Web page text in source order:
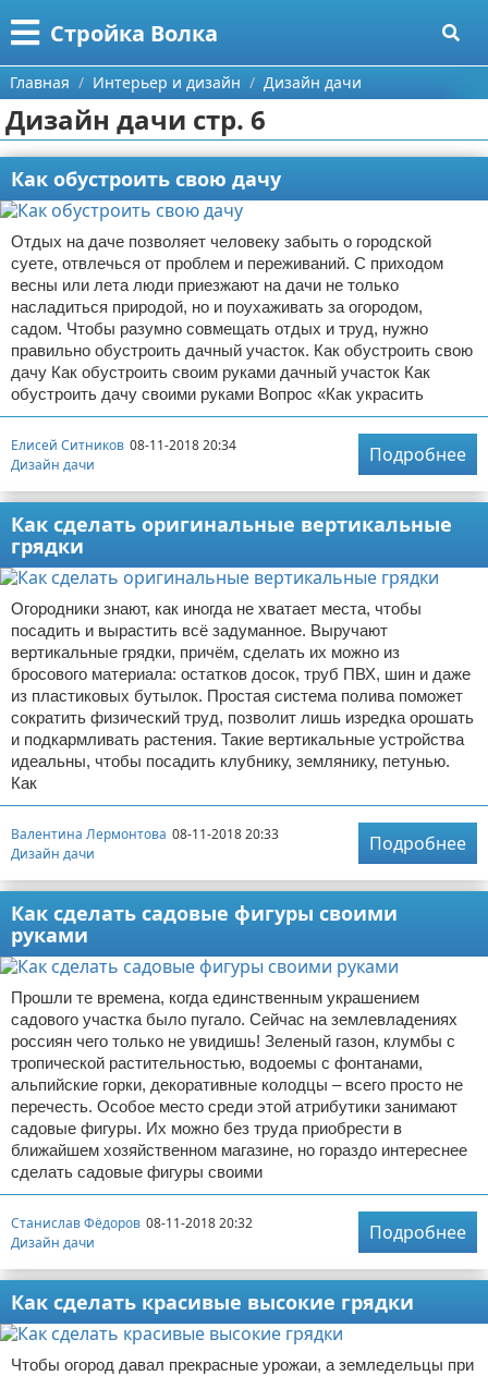
Стройка Волка
Меню
Главная
Категории
Строительство
Мебель
Интерьер и дизайн
Дизайн дачи
Дизайн квартиры
Кухня
Посуда
Ремонт
Ремонт дачи
Ремонт квартиры
Инструменты
Ванная
Домашний быт
Коммунальные услуги
Сантехника
Безопасность
Стройматериалы
Разное
Поиск
О проекте
Контакты
Сотрудничество
Размещение рекламы
Для правообладателей
Условия предоставления информации
Отказ от ответственности
Главная Интерьер и дизайн Дизайн дачи
Дизайн дачи стр. 6
Как обустроить свою дачу
Отдых на даче позволяет человеку забыть о городской
суете, отвлечься от проблем и переживаний. С приходом
весны или лета люди приезжают на дачи не только
насладиться природой, но и поухаживать за огородом,
садом. Чтобы разумно совмещать отдых и труд, нужно
правильно обустроить дачный участок. Как обустроить свою
дачу Как обустроить своим руками дачный участок Как
обустроить дачу своими руками Вопрос «Как украсить
Елисей Ситников 08-11-2018 20:34
Дизайн дачи
Подробнее
Как сделать оригинальные вертикальные
грядки
Огородники знают, как иногда не хватает места, чтобы
посадить и вырастить всё задуманное. Выручают
вертикальные грядки, причём, сделать их можно из
бросового материала: остатков досок, труб ПВХ, шин и даже
из пластиковых бутылок. Простая система полива поможет
сократить физический труд, позволит лишь изредка орошать
и подкармливать растения. Такие вертикальные устройства
идеальны, чтобы посадить клубнику, землянику, петунью.
Как
Валентина Лермонтова 08-11-2018 20:33
Дизайн дачи
Подробнее
Как сделать садовые фигуры своими
руками
Прошли те времена, когда единственным украшением
садового участка было пугало. Сейчас на землевладениях
россиян чего только не увидишь! Зеленый газон, клумбы с
тропической растительностью, водоемы с фонтанами,
альпийские горки, декоративные колодцы – всего просто не
перечесть. Особое место среди этой атрибутики занимают
садовые фигуры. Их можно без труда приобрести в
ближайшем хозяйственном магазине, но гораздо интереснее
сделать садовые фигуры своими
Станислав Фёдоров 08-11-2018 20:32
Дизайн дачи
Подробнее
Как сделать красивые высокие грядки
Чтобы огород давал прекрасные урожаи, а земледельцы при